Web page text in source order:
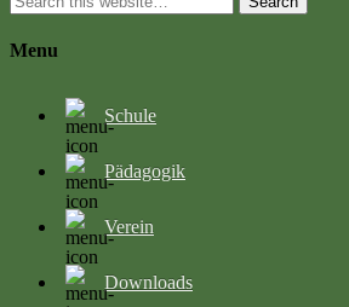
Menu
Schule
Pädagogik
Verein
Downloads